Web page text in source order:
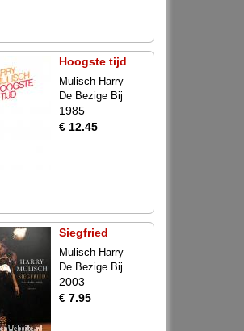
Hoogste tijd
Mulisch Harry
De Bezige Bij
1985
€ 12.45
Siegfried
Mulisch Harry
De Bezige Bij
2003
€ 7.95